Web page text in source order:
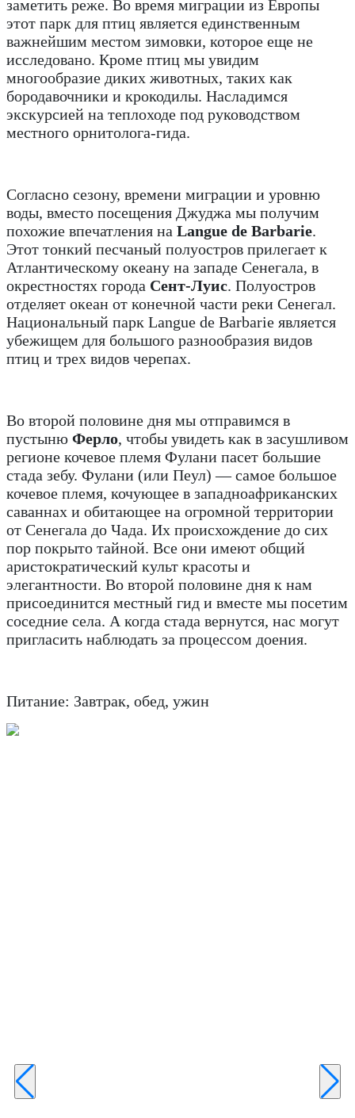
заметить реже. Во время миграции из Европы
этот парк для птиц является единственным
важнейшим местом зимовки, которое еще не
исследовано. Кроме птиц мы увидим
многообразие диких животных, таких как
бородавочники и крокодилы. Насладимся
экскурсией на теплоходе под руководством
местного орнитолога-гида.
Согласно сезону, времени миграции и уровню
воды, вместо посещения Джуджа мы получим
похожие впечатления на Langue de Barbarie.
Этот тонкий песчаный полуостров прилегает к
Атлантическому океану на западе Сенегала, в
окрестностях города Сент-Луис. Полуостров
отделяет океан от конечной части реки Сенегал.
Национальный парк Langue de Barbarie является
убежищем для большого разнообразия видов
птиц и трех видов черепах.
Во второй половине дня мы отправимся в
пустыню Ферло, чтобы увидеть как в засушливом
регионе кочевое племя Фулани пасет большие
стада зебу. Фулани (или Пеул) — самое большое
кочевое племя, кочующее в западноафриканских
саваннах и обитающее на огромной территории
от Сенегала до Чада. Их происхождение до сих
пор покрыто тайной. Все они имеют общий
аристократический культ красоты и
элегантности. Во второй половине дня к нам
присоединится местный гид и вместе мы посетим
соседние села. А когда стада вернутся, нас могут
пригласить наблюдать за процессом доения.
Питание: Завтрак, обед, ужин